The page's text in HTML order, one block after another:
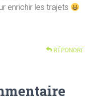
enrichir les trajets
RÉPONDRE